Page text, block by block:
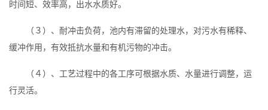
时间短、效率高，出水水质好。
（３）、耐冲击负荷，池内有滞留的处理水，对污水有稀释、
缓冲作用，有效抵抗水量和有机污物的冲击。
（４）、工艺过程中的各工序可根据水质、水量进行调整，运
行灵活。